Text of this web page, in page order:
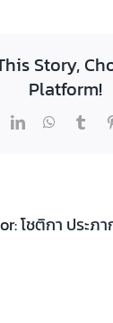
Story,
Platform!
LinkedIn
โชติกา ประภ